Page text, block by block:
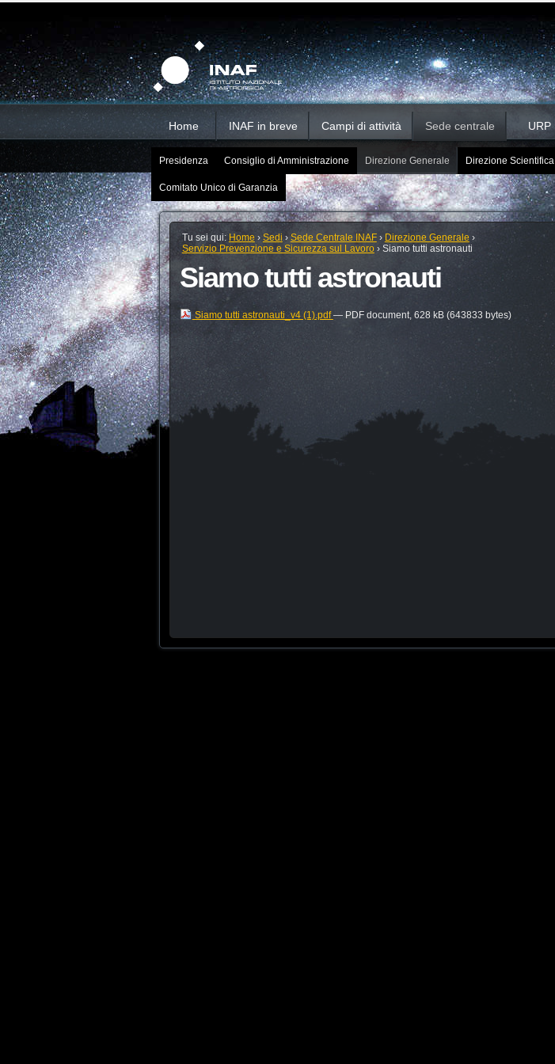
contenuti.
Salta
alla
navigazione
Home INAF in breve Campi di attività Sede centrale URP
Presidenza Consiglio di Amministrazione Direzione Generale Direzione Scientifica
Comitato Unico di Garanzia
Tu sei qui: Home › Sedi › Sede Centrale INAF › Direzione Generale ›
Servizio Prevenzione e Sicurezza sul Lavoro › Siamo tutti astronauti
Siamo tutti astronauti
Siamo tutti astronauti_v4 (1).pdf— PDF document, 628 kB (643833 bytes)